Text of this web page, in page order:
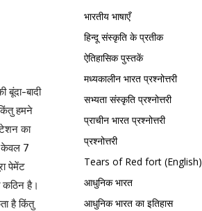
बादी
हमने
का
केवल 7
पेमेंट
कठिन है।
है किंतु
भारतीय भाषाएँ
हिन्दू संस्कृति के प्रतीक
ऐतिहासिक पुस्तकें
मध्यकालीन भारत प्रश्नोत्तरी
सभ्यता संस्कृति प्रश्नोत्तरी
प्राचीन भारत प्रश्नोत्तरी
प्रश्नोत्तरी
Tears of Red fort (English)
आधुनिक भारत
आधुनिक भारत का इतिहास